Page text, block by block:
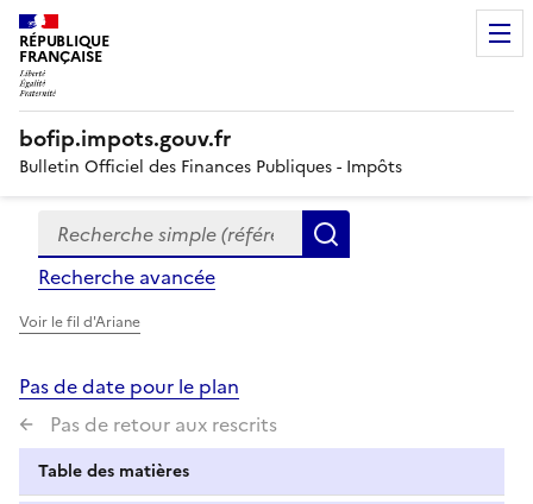
RÉPUBLIQUE
FRANÇAISE
bofip.impots.gouv.fr
Bulletin Officiel des Finances Publiques - Impôts
Formulaire
de
recherche
Recherche simple (références, mots clés, partie du
Recherche avancée
Voir le fil d'Ariane
Pas de date pour le plan
Pas de retour aux rescrits
Table des matières